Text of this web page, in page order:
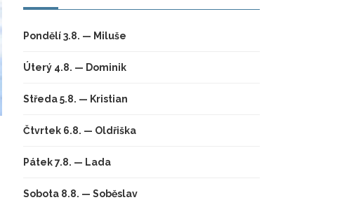
Pondělí 3.8. — Miluše
Úterý 4.8. — Dominik
Středa 5.8. — Kristian
Čtvrtek 6.8. — Oldřiška
Pátek 7.8. — Lada
Sobota 8.8. — Soběslav